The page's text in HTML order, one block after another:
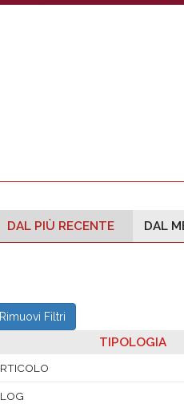
DAL PIÙ RECENTE DAL
Rimuovi Filtri
TIPOLOGIA